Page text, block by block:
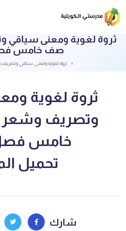
ثروة لغوية ومعنى
صف خامس
ثروة لغوية ومعنى سياقي
ثروة لغوية
وتصريف
خامس فصل
تحميل
شارك